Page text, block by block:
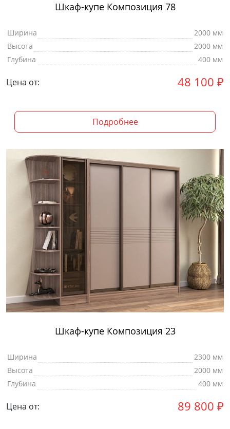
Шкаф-купе Композиция 78
Ширина
2000 мм
Высота
2000 мм
Глубина
400 мм
Цена от: 48 100 ₽
Подробнее
Шкаф-купе Композиция 23
Ширина
2300 мм
Высота
2000 мм
Глубина
400 мм
Цена от: 89 800 ₽